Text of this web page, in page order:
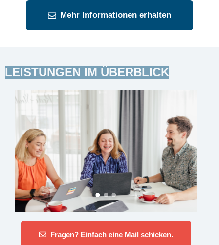
Mehr Informationen erhalten
LEISTUNGEN IM ÜBERBLICK
Fragen? Einfach eine Mail schicken.